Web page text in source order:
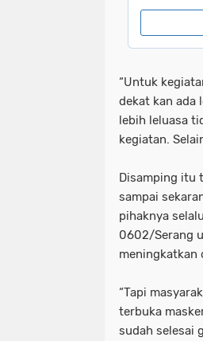
“Untuk
dekat kan ada
lebih leluasa
kegiatan.
Disamping itu
sampai
pihaknya
0602/Serang
meningkatkan
“Tapi
terbuka
sudah selesai